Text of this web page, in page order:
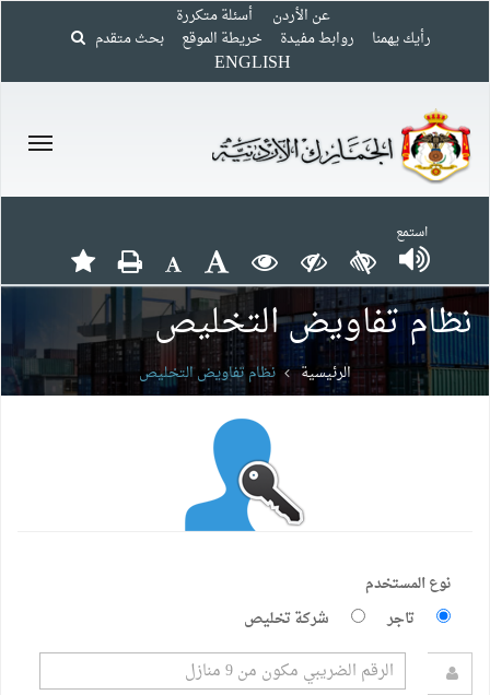
عن الأردن
أسئلة متكررة
رأيك يهمنا
روابط مفيدة خريطة الموقع بحث متقدم
ENGLISH
استمع
نظام تفاويض التخليص
الرئيسية نظام تفاويض التخليص
نوع المستخدم
تاجر
شركة تخليص